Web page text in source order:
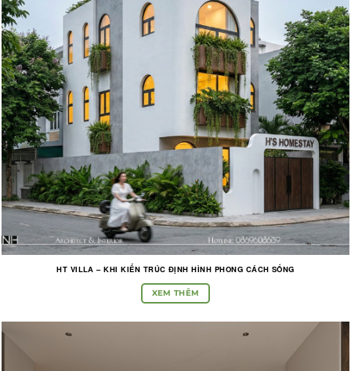
HT VILLA – KHI KIẾN TRÚC ĐỊNH HÌNH PHONG CÁCH SỐNG
XEM THÊM